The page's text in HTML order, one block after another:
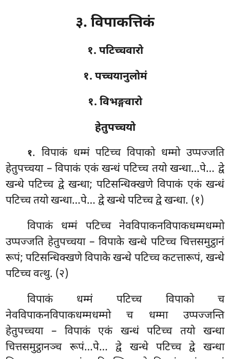
३. विपाकत्तिकं
१. पटिच्चवारो
१. पच्चयानुलोमं
१. विभङ्गवारो
हेतुपच्चयो
१. विपाकं धम्मं पटिच्च विपाको धम्मो उप्पज्जति
हेतुपच्चया – विपाकं एकं खन्धं पटिच्च तयो खन्धा…पे… द्वे
खन्धे पटिच्च द्वे खन्धा; पटिसन्धिक्खणे विपाकं एकं खन्धं
पटिच्च तयो खन्धा…पे… द्वे खन्धे पटिच्च द्वे खन्धा. (१)
विपाकं धम्मं पटिच्च नेवविपाकनविपाकधम्मधम्मो
उप्पज्जति हेतुपच्चया – विपाके खन्धे पटिच्च चित्तसमुट्ठानं
रूपं; पटिसन्धिक्खणे विपाके खन्धे पटिच्च कटत्तारूपं, खन्धे
पटिच्च वत्थु. (२)
विपाकं धम्मं पटिच्च विपाको च
नेवविपाकनविपाकधम्मधम्मो च धम्मा उप्पज्जन्ति
हेतुपच्चया – विपाकं एकं खन्धं पटिच्च तयो खन्धा
चित्तसमुट्ठानञ्च रूपं…पे… द्वे खन्धे पटिच्च द्वे खन्धा